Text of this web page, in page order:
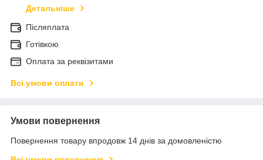
Детальніше
Післяплата
Готівкою
Оплата за реквізитами
Всі умови оплати
Умови повернення
Повернення товару впродовж 14 днів за домовленістю